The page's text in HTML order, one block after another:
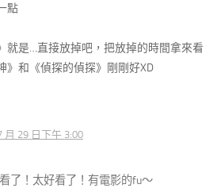
點
就是…直接放掉吧，把放掉的時間拿來看
》和《偵探的偵探》剛剛好XD
月 29 日下午 3:00
了！太好看了！有電影的fu～